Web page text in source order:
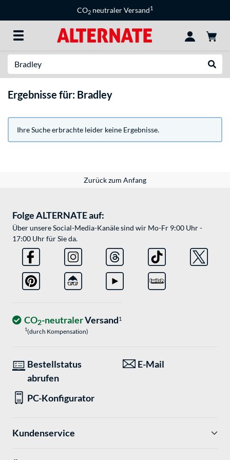
CO2 neutraler Versand1
Ergebnisse für: Bradley
Ihre Suche erbrachte leider keine Ergebnisse.
Zurück zum Anfang
Folge ALTERNATE auf:
Über unsere Social-Media-Kanäle sind wir Mo-Fr 9:00 Uhr -
17:00 Uhr für Sie da.
CO2-neutralerVersand1
1(durch Kompensation)
Bestellstatus
abrufen
E-Mail
PC-Konfigurator
Kundenservice